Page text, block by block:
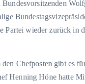
Bundesvorsitzenden
Partei wieder zurück in
Chefposten gibt es
Henning Höne hatte